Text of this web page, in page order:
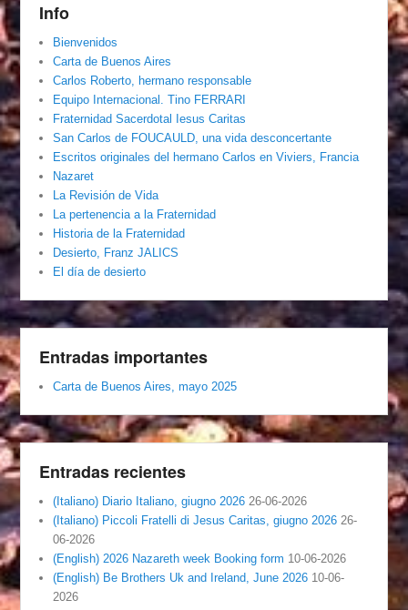
Info
Bienvenidos
Carta de Buenos Aires
Carlos Roberto, hermano responsable
Equipo Internacional. Tino FERRARI
Fraternidad Sacerdotal Iesus Caritas
San Carlos de FOUCAULD, una vida desconcertante
Escritos originales del hermano Carlos en Viviers, Francia
Nazaret
La Revisión de Vida
La pertenencia a la Fraternidad
Historia de la Fraternidad
Desierto, Franz JALICS
El día de desierto
Entradas importantes
Carta de Buenos Aires, mayo 2025
Entradas recientes
(Italiano) Diario Italiano, giugno 2026 26-06-2026
(Italiano) Piccoli Fratelli di Jesus Caritas, giugno 2026 26-
06-2026
(English) 2026 Nazareth week Booking form 10-06-2026
(English) Be Brothers Uk and Ireland, June 2026 10-06-
2026